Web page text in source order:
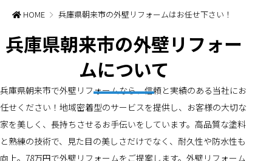
HOME 兵庫県朝来市の外壁リフォームはお任せ下さい！
兵庫県朝来市の外壁リフォー
ムについて
兵庫県朝来市で外壁リフォームなら、信頼と実績のある当社にお
任せください！地域密着型のサービスを提供し、お客様の大切な
家を美しく、長持ちさせるお手伝いをしています。高品質な塗料
と熟練の技術で、見た目の美しさだけでなく、耐久性や防水性も
向上。78万円で外壁リフォームをご提案します。外壁リフォーム